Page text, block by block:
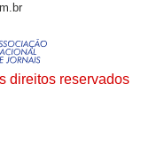
direitos reservados